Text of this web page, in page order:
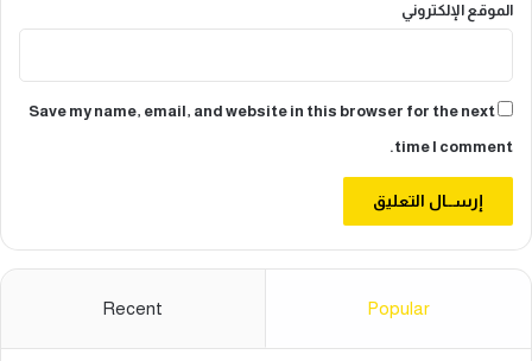
الموقع الإلكتروني
Save my name, email, and website in this browser for the next
time I comment.
Popular
Recent